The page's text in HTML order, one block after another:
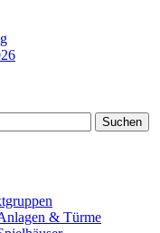
& Türme